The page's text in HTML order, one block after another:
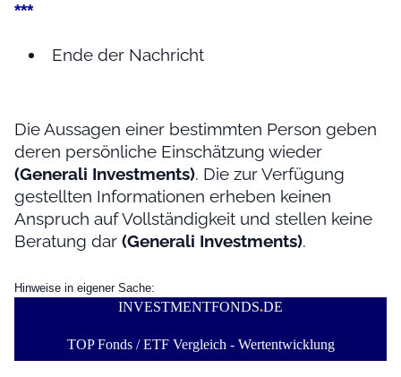
***
Ende der Nachricht
Die Aussagen einer bestimmten Person geben
deren persönliche Einschätzung wieder
(Generali Investments). Die zur Verfügung
gestellten Informationen erheben keinen
Anspruch auf Vollständigkeit und stellen keine
Beratung dar (Generali Investments).
Hinweise in eigener Sache:
INVESTMENTFONDS.DE
TOP Fonds / ETF Vergleich - Wertentwicklung